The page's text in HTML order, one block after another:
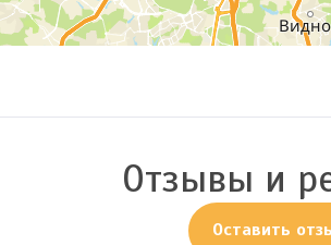
Отзывы и
Оставить